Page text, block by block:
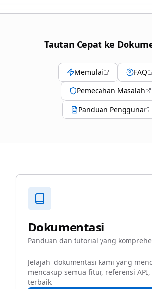
Tautan Cepat ke
Memulai
FAQ
Pemecahan Masalah
Panduan Pengguna
Dokumentasi
Panduan dan tutorial yang
Jelajahi dokumentasi kami yang
mencakup semua fitur, referensi
terbaik.